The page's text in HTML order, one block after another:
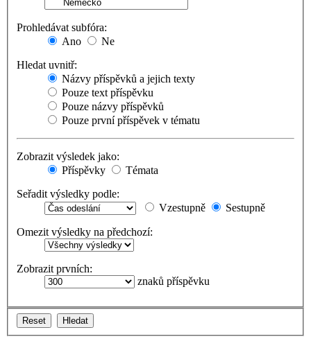
Prohledávat subfóra:
Ano
Ne
Hledat uvnitř:
Názvy příspěvků a jejich texty
Pouze text příspěvku
Pouze názvy příspěvků
Pouze první příspěvek v tématu
Zobrazit výsledek jako:
Příspěvky
Témata
Seřadit výsledky podle:
Vzestupně
Sestupně
Omezit výsledky na předchozí:
Zobrazit prvních:
znaků příspěvku